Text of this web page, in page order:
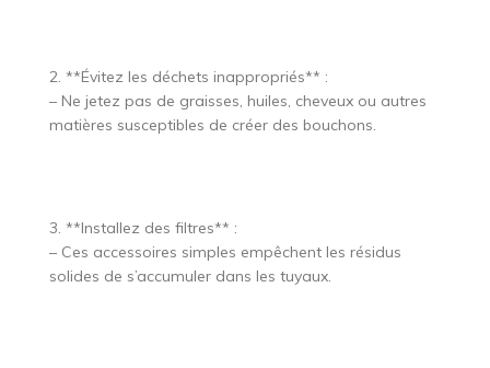
2. **Évitez les déchets inappropriés** :
– Ne jetez pas de graisses, huiles, cheveux ou autres
matières susceptibles de créer des bouchons.
3. **Installez des filtres** :
– Ces accessoires simples empêchent les résidus
solides de s’accumuler dans les tuyaux.